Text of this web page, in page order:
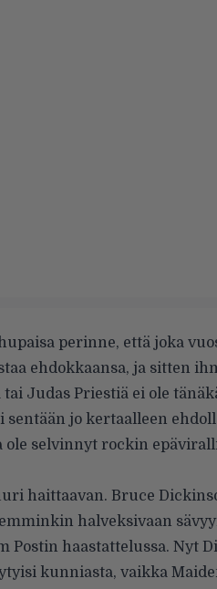
perinne, että joka
ehdokkaansa, ja sitten
Judas Priestiä ei ole
jo kertaalleen
ole selvinnyt rockin
haittaavan. Bruce
halveksivaan
Postin haastattelussa. Nyt
kunniasta, vaikka